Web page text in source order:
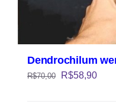
Dendrochilum
R$70,00 R$58,90